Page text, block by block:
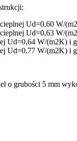
Ud=0,60 W/
Ud=0,63 W/
Ud=0,64 W/(m2K) i
Ud=0,77 W/(m2K) i
grubości 5 mm